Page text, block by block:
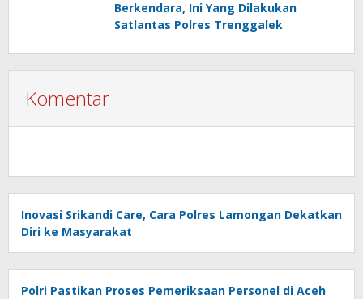
Berkendara, Ini Yang Dilakukan
Satlantas Polres Trenggalek
Komentar
Inovasi Srikandi Care, Cara Polres Lamongan Dekatkan
Diri ke Masyarakat
Polri Pastikan Proses Pemeriksaan Personel di Aceh